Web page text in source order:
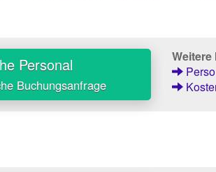
Personal
Buchungsanfrage